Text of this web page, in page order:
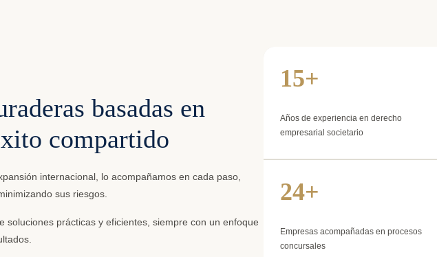
basadas en
compartido
internacional, lo acompañamos en cada paso,
sus riesgos.
soluciones prácticas y eficientes, siempre con un enfoque
15+
Años de experiencia en derecho
empresarial societario
24+
Empresas acompañadas en procesos
concursales